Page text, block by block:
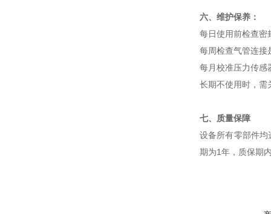
六、维护保养：
每日使用前检查密
每周检查气管连接
每月校准压力传感
长期不使用时，需
七、质量保障
设备所有零部件
期为1年，质保期